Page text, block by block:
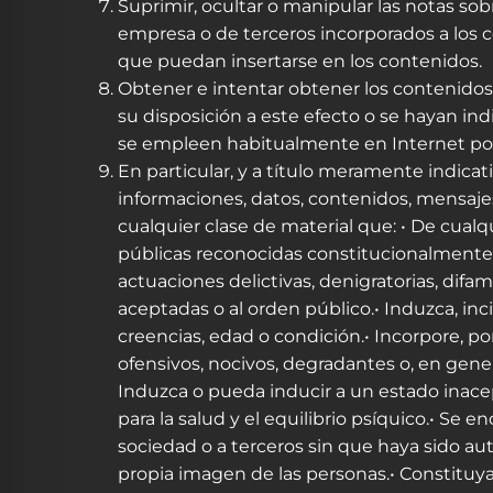
Suprimir, ocultar o manipular las notas
empresa o de terceros incorporados a
que puedan insertarse en los contenidos.
Obtener e intentar obtener los
su disposición a este efecto o se hayan
se empleen habitualmente en Internet
En particular, y a título meramente
informaciones, datos, contenidos,
cualquier clase de material que: • De
públicas reconocidas
actuaciones delictivas, denigratorias,
aceptadas o al orden público.• Induzca,
creencias, edad o condición.• Incorpore,
ofensivos, nocivos, degradantes o, en
Induzca o pueda inducir a un estado
para la salud y el equilibrio psíquico.• Se
sociedad o a terceros sin que haya sido
propia imagen de las personas.•